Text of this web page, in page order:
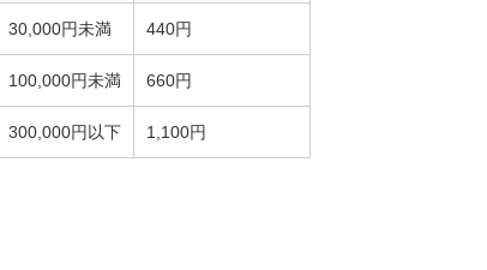
30,000円未満 440円
100,000円未満 660円
300,000円以下 1,100円